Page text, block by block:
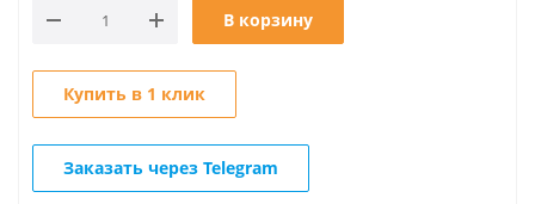
В корзину
Купить в 1 клик
Заказать через Telegram